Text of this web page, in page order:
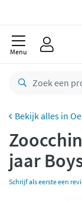
Menu
jaar
Schrijf als eerste een